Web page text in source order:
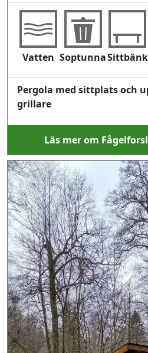
Vatten SoptunnaSittbänk
Pergola med sittplats och
grillare
Läs mer om